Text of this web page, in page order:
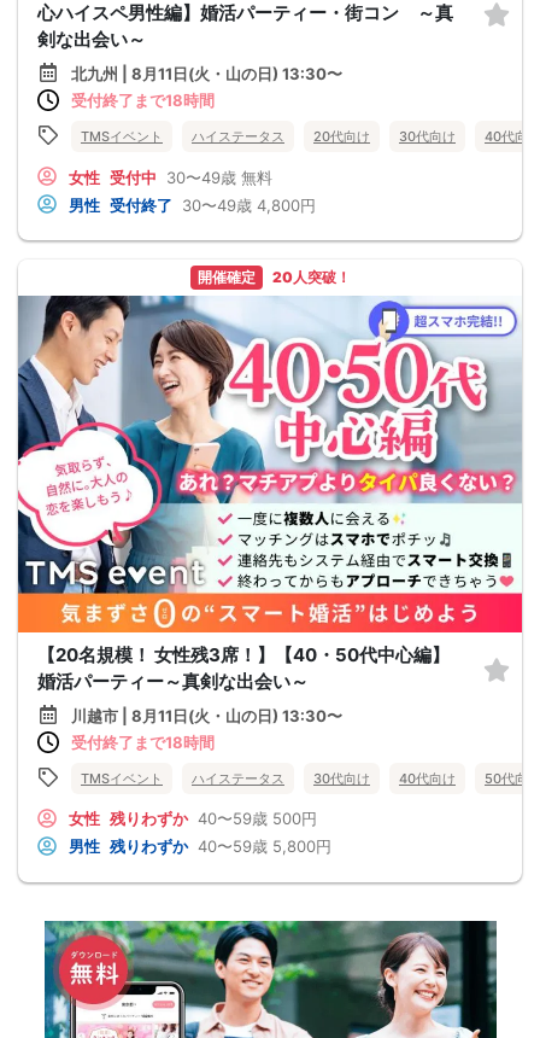
心ハイスペ男性編】婚活パーティー・街コン ～真
剣な出会い～
北九州 | 8月11日(火・山の日) 13:30〜
受付終了まで18時間
TMSイベント ハイステータス 20代向け 30代向け 40代向け
女性 受付中 30〜49歳 無料
男性 受付終了 30〜49歳 4,800円
開催確定 20人突破！
【20名規模！ 女性残3席！】【40・50代中心編】
婚活パーティー～真剣な出会い～
川越市 | 8月11日(火・山の日) 13:30〜
受付終了まで18時間
TMSイベント ハイステータス 30代向け 40代向け 50代向け
女性 残りわずか 40〜59歳 500円
男性 残りわずか 40〜59歳 5,800円